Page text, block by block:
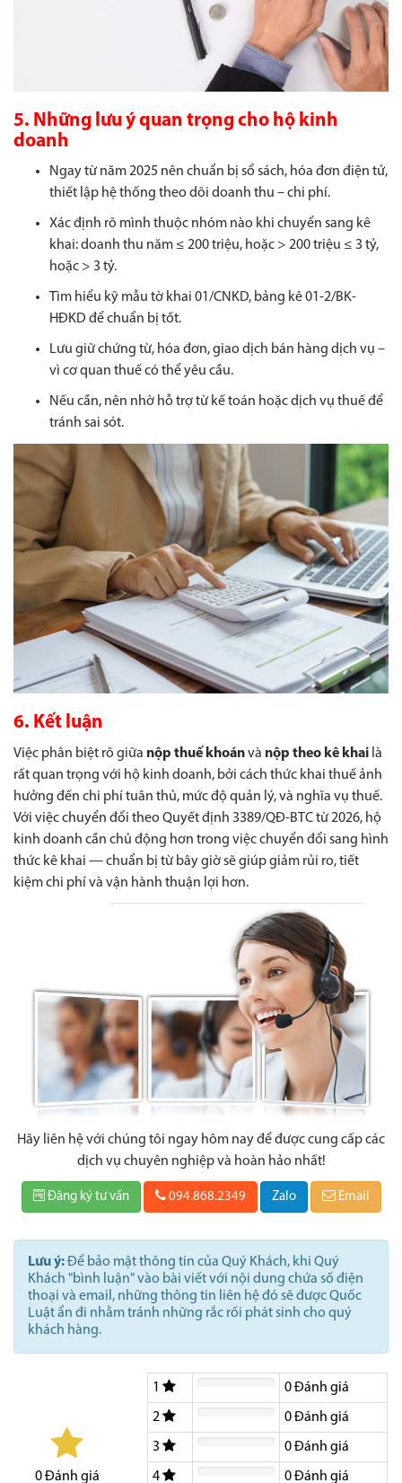
5. Những lưu ý quan trọng cho hộ kinh
doanh
Ngay từ năm 2025 nên chuẩn bị sổ sách, hóa đơn điện tử,
thiết lập hệ thống theo dõi doanh thu – chi phí.
Xác định rõ mình thuộc nhóm nào khi chuyển sang kê
khai: doanh thu năm ≤ 200 triệu, hoặc > 200 triệu ≤ 3 tỷ,
hoặc > 3 tỷ.
Tìm hiểu kỹ mẫu tờ khai 01/CNKD, bảng kê 01-2/BK-
HĐKD để chuẩn bị tốt.
Lưu giữ chứng từ, hóa đơn, giao dịch bán hàng dịch vụ –
vì cơ quan thuế có thể yêu cầu.
Nếu cần, nên nhờ hỗ trợ từ kế toán hoặc dịch vụ thuế để
tránh sai sót.
6. Kết luận
Việc phân biệt rõ giữa nộp thuế khoánvà nộp theo kê khai là
rất quan trọng với hộ kinh doanh, bởi cách thức khai thuế ảnh
hưởng đến chi phí tuân thủ, mức độ quản lý, và nghĩa vụ thuế.
Với việc chuyển đổi theo Quyết định 3389/QĐ-BTC từ 2026, hộ
kinh doanh cần chủ động hơn trong việc chuyển đổi sang hình
thức kê khai — chuẩn bị từ bây giờ sẽ giúp giảm rủi ro, tiết
kiệm chi phí và vận hành thuận lợi hơn.
Hãy liên hệ với chúng tôi ngay hôm nay để được cung cấp các
dịch vụ chuyên nghiệp và hoàn hảo nhất!
Đăng ký tư vấn 094.868.2349 Zalo Email
Lưu ý:Để bảo mật thông tin của Quý Khách, khi Quý
Khách "bình luận" vào bài viết với nội dung chứa số điện
thoại và email, những thông tin liên hệ đó sẽ được Quốc
Luật ẩn đi nhằm tránh những rắc rối phát sinh cho quý
khách hàng.
0Đánh giá
1 0Đánh giá
2 0Đánh giá
3 0Đánh giá
4 0Đánh giá